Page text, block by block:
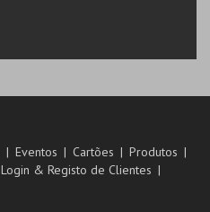
Eventos Cartões
Produtos
Login & Registo de Clientes